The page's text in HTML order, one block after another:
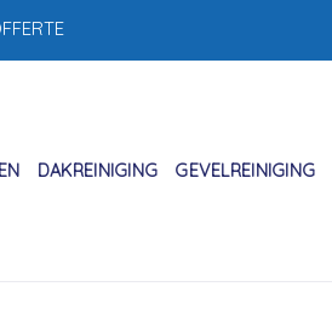
DAKREINIGING GEVELREINIGING